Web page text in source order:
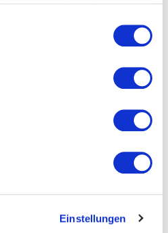
Webseite weiterhin nutzen.
Einstellungen